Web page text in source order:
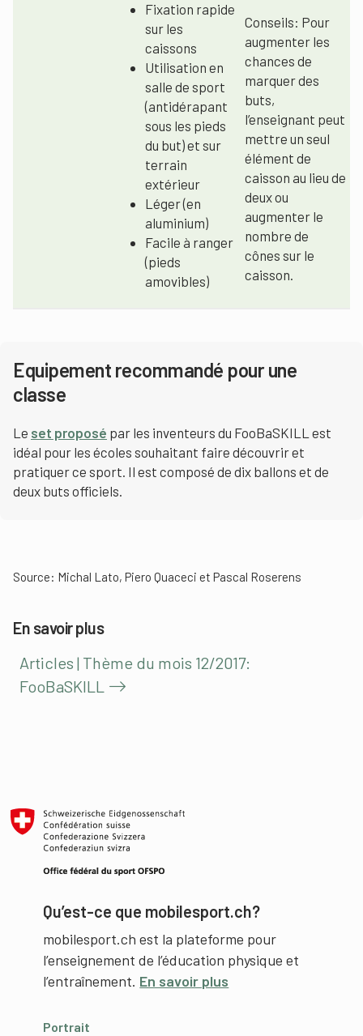
Fixation rapide
sur les
caissons
Utilisation en
salle de sport
(antidérapant
sous les pieds
du but) et sur
terrain
extérieur
Léger (en
aluminium)
Facile à ranger
(pieds
amovibles)
Conseils: Pour
augmenter les
chances de
marquer des
buts,
l’enseignant peut
mettre un seul
élément de
caisson au lieu de
deux ou
augmenter le
nombre de
cônes sur le
caisson.
Equipement recommandé pour une
classe
Le set proposé par les inventeurs du FooBaSKILL est
idéal pour les écoles souhaitant faire découvrir et
pratiquer ce sport. Il est composé de dix ballons et de
deux buts officiels.
Source: Michal Lato, Piero Quaceci et Pascal Roserens
En savoir plus
Articles | Thème du mois 12/2017:
FooBaSKILL
Qu’est-ce que mobilesport.ch?
mobilesport.ch est la plateforme pour
l’enseignement de l’éducation physique et
l’entraînement. En savoir plus
Portrait